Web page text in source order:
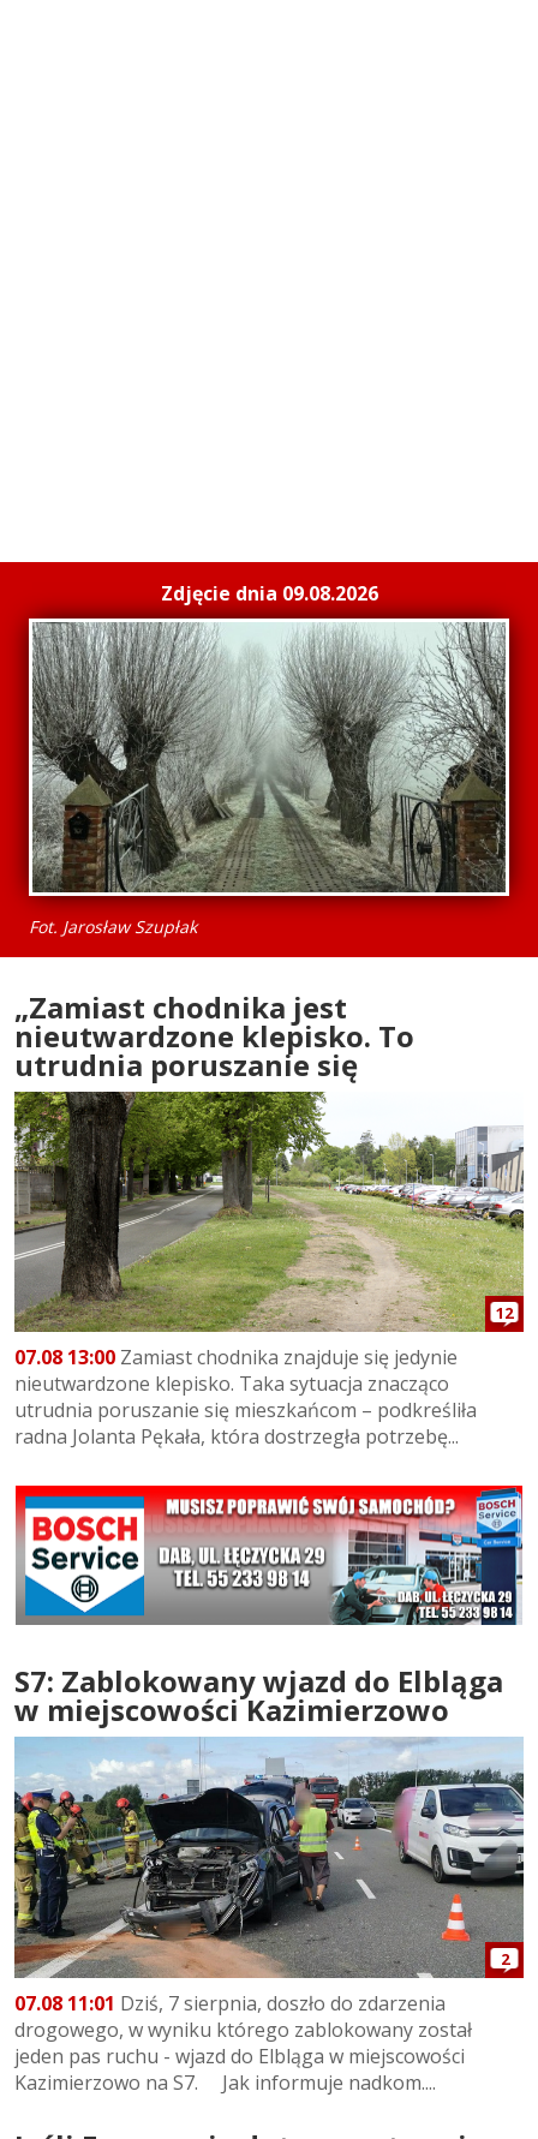
Zdjęcie dnia 09.08.2026
Fot. Jarosław Szupłak
„Zamiast chodnika jest
nieutwardzone klepisko. To
utrudnia poruszanie się
12
07.08 13:00 Zamiast chodnika znajduje się jedynie
nieutwardzone klepisko. Taka sytuacja znacząco
utrudnia poruszanie się mieszkańcom – podkreśliła
radna Jolanta Pękała, która dostrzegła potrzebę...
S7: Zablokowany wjazd do Elbląga
w miejscowości Kazimierzowo
2
07.08 11:01 Dziś, 7 sierpnia, doszło do zdarzenia
drogowego, w wyniku którego zablokowany został
jeden pas ruchu - wjazd do Elbląga w miejscowości
Kazimierzowo na S7. Jak informuje nadkom....